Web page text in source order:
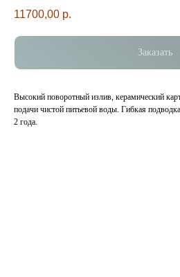
11700,00 р.
Заказать
Высокий поворотный излив, керамический
подачи чистой питьевой воды. Гибкая
2 года.